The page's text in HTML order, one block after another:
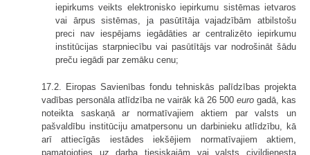
iepirkums veikts elektronisko iepirkumu sistēmas ietvaros
vai ārpus sistēmas, ja pasūtītāja vajadzībām atbilstošu
preci nav iespējams iegādāties ar centralizēto iepirkumu
institūcijas starpniecību vai pasūtītājs var nodrošināt šādu
preču iegādi par zemāku cenu;
17.2. Eiropas Savienības fondu tehniskās palīdzības projekta
vadības personāla atlīdzība ne vairāk kā 26 500 euro gadā, kas
noteikta saskaņā ar normatīvajiem aktiem par valsts un
pašvaldību institūciju amatpersonu un darbinieku atlīdzību, kā
arī attiecīgās iestādes iekšējiem normatīvajiem aktiem,
pamatojoties uz darba tiesiskajām vai valsts civildienesta